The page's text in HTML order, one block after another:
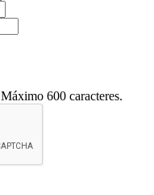
Máximo 600 caracteres.